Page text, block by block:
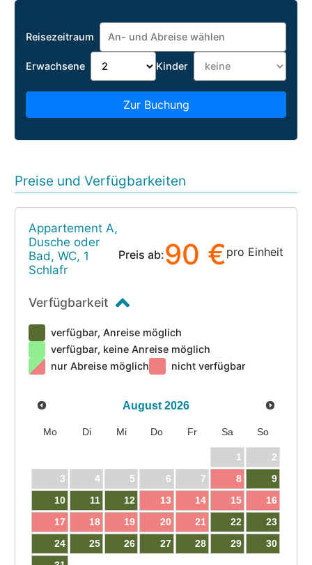
Reisezeitraum
Erwachsene Kinder
Zur Buchung
Preise und Verfügbarkeiten
Appartement A,
Dusche oder
Bad, WC, 1
Schlafr
Preis ab:90 €pro Einheit
Verfügbarkeit
verfügbar, Anreise möglich
verfügbar, keine Anreise möglich
nur Abreise möglich
nicht verfügbar
August 2026
Mo Di Mi Do Fr Sa So
1
2
3
4 5 6 7 8
9
10
11 12 13 14 15
16
17
18 19 20 21 22
23
24
25 26 27 28 29
30